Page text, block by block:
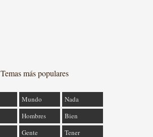
Temas más populares
Mundo
Nada
Hombres
Bien
Gente Tener